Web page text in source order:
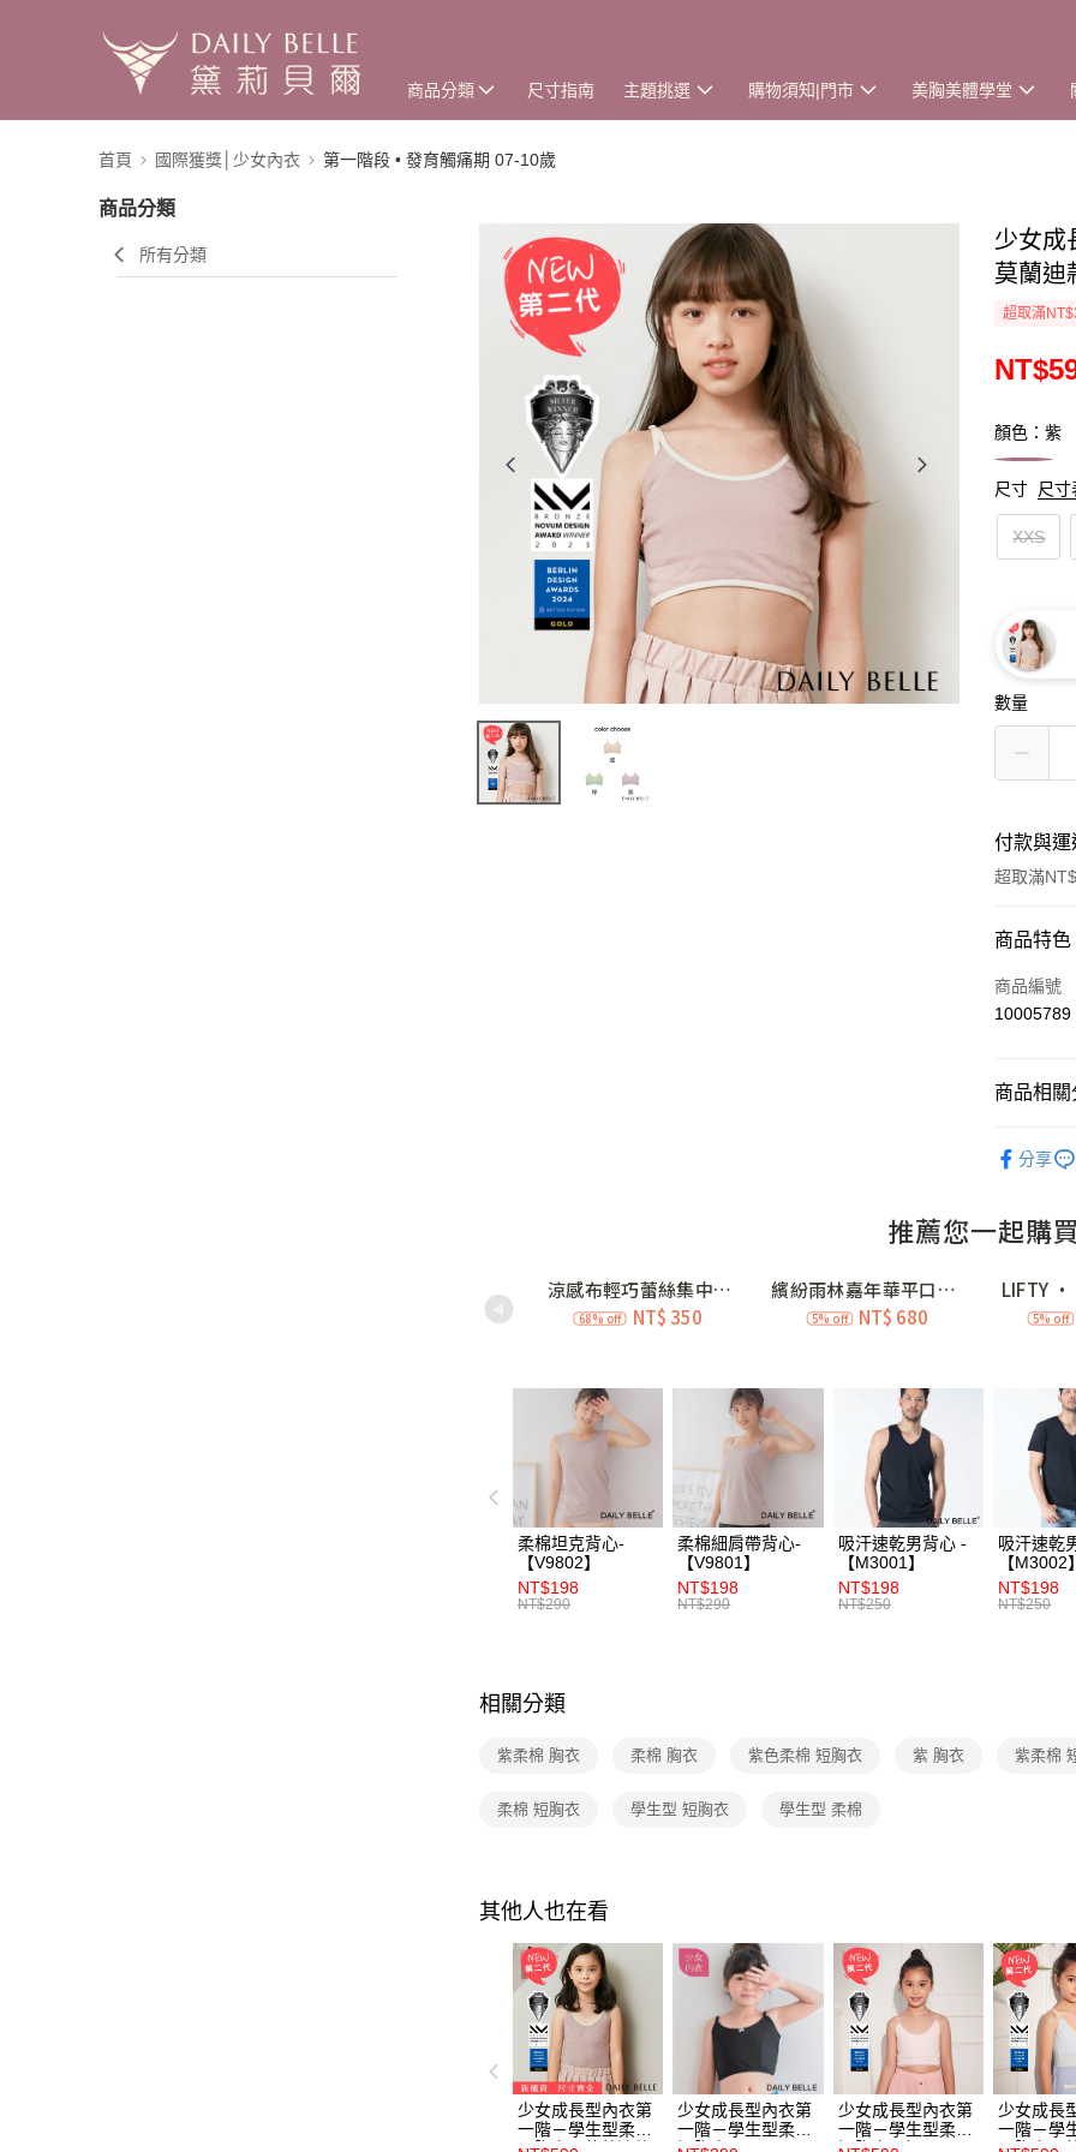
商品分類 尺寸指南 主題挑選 購物須知|門市 美胸美體學堂
首頁 國際獲獎│少女內衣 第一階段 • 發育觸痛期 07-10歲
商品分類
所有分類
少女成
莫蘭迪
超取滿
顏色：紫
尺寸 尺寸
XXS
數量
付款與
超取滿
付款方式
信用卡一
合作金
上海商
匯豐（
元大商
台新國
LINE Pay
街口支付
ATM付款
全家付款
每筆
付款後全
每筆
7-11付款
每筆
每筆
商品特色
商品編號
10005789
商品相關
👧新生活
分享
柔棉坦克背心-
【V9802】
NT$198
NT$290
柔棉細肩帶背心-
【V9801】
NT$198
NT$290
吸汗速乾男背心 -
【M3001】
NT$198
NT$250
吸汗速乾
【M3002
NT$198
NT$250
相關分類
紫柔棉 胸衣 柔棉 胸衣 紫色柔棉 短胸衣 紫 胸衣 紫柔棉
柔棉 短胸衣 學生型 短胸衣 學生型 柔棉
其他人也在看
少女成長型內衣第
一階－學生型柔棉
少女成長型內衣第
一階－學生型柔棉
少女成長型內衣第
一階－學生型柔棉
少女成長
一階－學